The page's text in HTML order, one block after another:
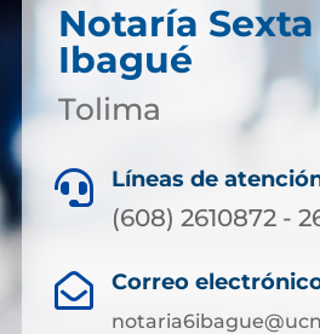
Notaría
Ibagué
Tolima
 Líneas de
(608) 2610872 -
 Correo